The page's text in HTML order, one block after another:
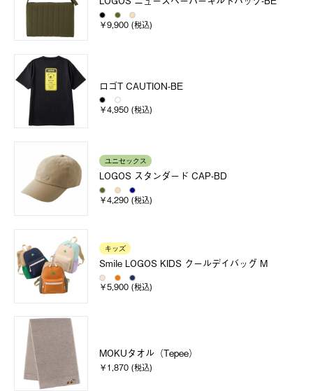
￥9,900 (税込)
ロゴT CAUTION-BE
￥4,950 (税込)
ユニセックス
LOGOS スタンダード CAP-BD
￥4,290 (税込)
キッズ
Smile LOGOS KIDS クールデイバッグ M
￥5,900 (税込)
MOKUタオル（Tepee）
￥1,870 (税込)